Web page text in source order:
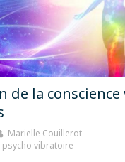
de la
Marielle Couillerot
psycho vibratoire